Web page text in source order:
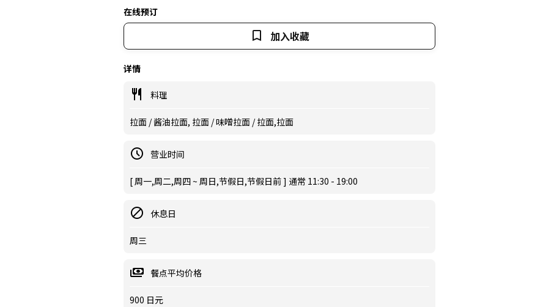
在线预订
加入收藏
详情
料理
拉面 / 酱油拉面, 拉面 / 味噌拉面 / 拉面,拉面
营业时间
[ 周一,周二,周四 ~ 周日,节假日,节假日前 ] 通常 11:30 - 19:00
休息日
周三
餐点平均价格
900 日元